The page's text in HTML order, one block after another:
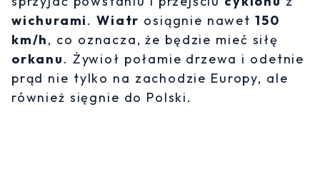
wichurami.Wiatr osiągnie nawet150
km/h, co oznacza, że będzie mieć siłę
orkanu. Żywioł połamie drzewa i odetnie
prąd nie tylko na zachodzie Europy, ale
również sięgnie do Polski.